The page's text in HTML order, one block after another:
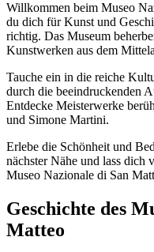
Willkommen beim Museo
du dich für Kunst und
richtig. Das Museum
Kunstwerken aus dem
Tauche ein in die reiche
durch die beeindruckenden
Entdecke Meisterwerke
und Simone Martini.
Erlebe die Schönheit und
nächster Nähe und lass dich
Museo Nazionale di San
Geschichte des
Matteo